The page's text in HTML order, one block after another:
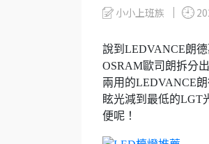
小小上班族
說到LEDVANCE朗
OSRAM歐司朗拆分
兩用的LEDVANCE
眩光減到最低的LGT
便呢！